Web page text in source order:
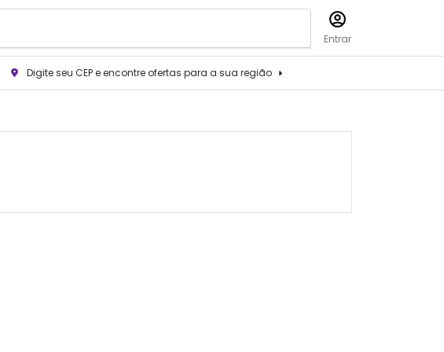
Entrar
Digite seu CEP e encontre ofertas para a sua região